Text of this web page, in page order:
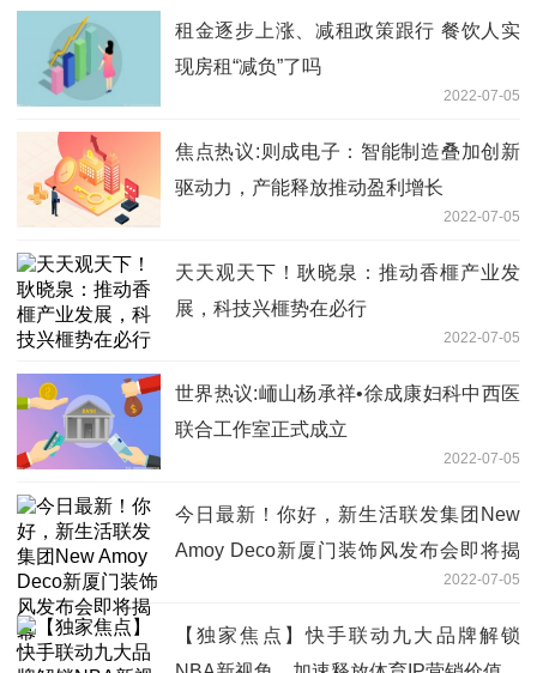
租金逐步上涨、减租政策跟行 餐饮人实
现房租“减负”了吗
2022-07-05
焦点热议:则成电子：智能制造叠加创新
驱动力，产能释放推动盈利增长
2022-07-05
天天观天下！耿晓泉：推动香榧产业发
展，科技兴榧势在必行
2022-07-05
世界热议:峏山杨承祥•徐成康妇科中西医
联合工作室正式成立
2022-07-05
今日最新！你好，新生活联发集团New
Amoy Deco新厦门装饰风发布会即将揭
2022-07-05
【独家焦点】快手联动九大品牌解锁